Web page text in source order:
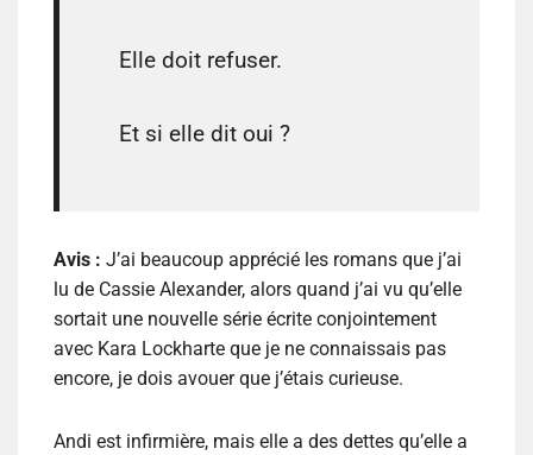
Elle doit refuser.
Et si elle dit oui ?
Avis : J’ai beaucoup apprécié les romans que j’ai
lu de Cassie Alexander, alors quand j’ai vu qu’elle
sortait une nouvelle série écrite conjointement
avec Kara Lockharte que je ne connaissais pas
encore, je dois avouer que j’étais curieuse.
Andi est infirmière, mais elle a des dettes qu’elle a